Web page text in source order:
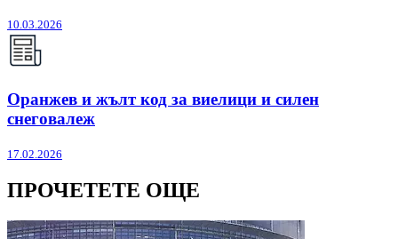
10.03.2026
Оранжев и жълт код за виелици и силен
снеговалеж
17.02.2026
ПРОЧЕТЕТЕ ОЩЕ